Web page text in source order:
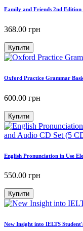
Family and Friends 2nd
368.00 грн
Купити
Oxford Practice Grammar
600.00 грн
Купити
English Pronunciation in Use
550.00 грн
Купити
New Insight into IELTS